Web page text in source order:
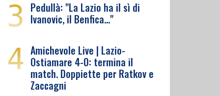
3 Pedullà: "La Lazio ha il sì di
Ivanovic, il Benfica…"
4 Amichevole Live | Lazio-
Ostiamare 4-0: termina il
match. Doppiette per Ratkov e
Zaccagni